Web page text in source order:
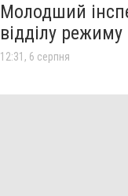
Молодший
відділу режиму
12:31, 6 серпня